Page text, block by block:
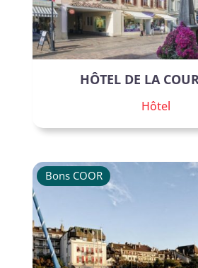
HÔTEL DE LA
Hôtel
Bons COOR